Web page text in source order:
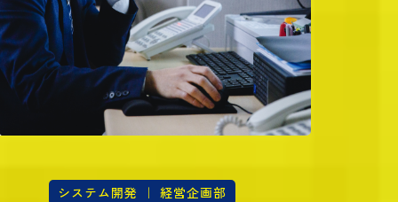
システム開発 ｜ 経営企画部